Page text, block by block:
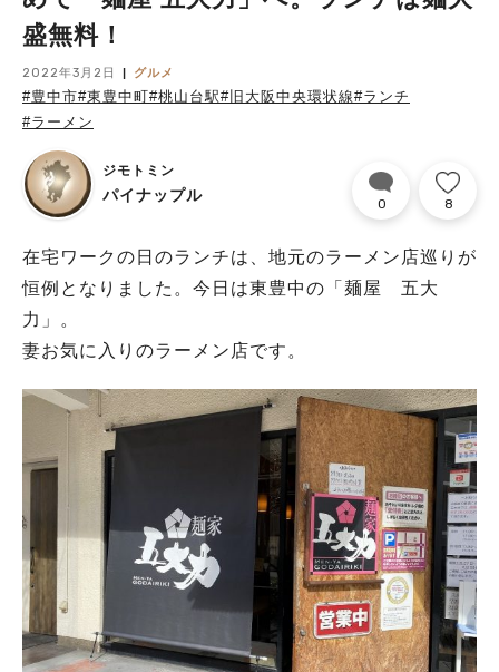
盛無料！
2022年3月2日 グルメ
#豊中市#東豊中町#桃山台駅#旧大阪中央環状線#ランチ
#ラーメン
ジモトミン
パイナップル 0 8
在宅ワークの日のランチは、地元のラーメン店巡りが
恒例となりました。今日は東豊中の「麺屋 五大
力」。
妻お気に入りのラーメン店です。